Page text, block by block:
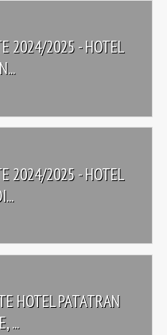
2025 - HOTEL
2025 - HOTEL
PATATRAN
...